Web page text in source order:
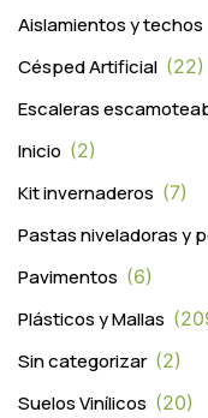
Aislamientos y techos
Césped Artificial 22
Escaleras
Inicio 2
Kit invernaderos 7
Pastas niveladoras y
Pavimentos 6
Plásticos y Mallas
Sin categorizar 2
Suelos Vinílicos 20